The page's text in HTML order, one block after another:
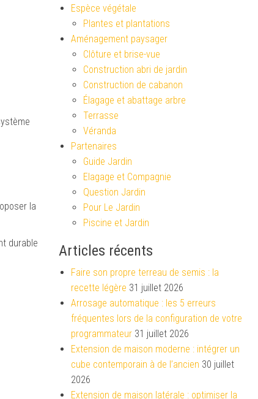
la
durable
Espèce végétale
Plantes et plantations
Aménagement paysager
Clôture et brise-vue
Construction abri de jardin
Construction de cabanon
Élagage et abattage arbre
Terrasse
Véranda
Partenaires
Guide Jardin
Elagage et Compagnie
Question Jardin
Pour Le Jardin
Piscine et Jardin
Articles récents
Faire son propre terreau de semis : la
recette légère 31 juillet 2026
Arrosage automatique : les 5 erreurs
fréquentes lors de la configuration de votre
programmateur 31 juillet 2026
Extension de maison moderne : intégrer un
cube contemporain à de l’ancien 30 juillet
2026
Extension de maison latérale : optimiser la